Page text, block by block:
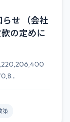
せ （会社
の定めに
策